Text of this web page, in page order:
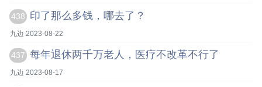
438 印了那么多钱，哪去了？
九边 2023-08-22
437 每年退休两千万老人，医疗不改革不行了
九边 2023-08-17